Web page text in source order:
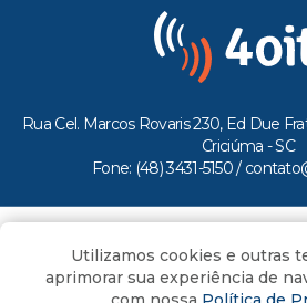
Rua Cel. Marcos Rovaris 230, Ed Due
Criciúma - SC
Fone: (48) 3431-5150 /
Todos os direitos reservados
Utilizamos cookies e outras
aprimorar sua experiência de